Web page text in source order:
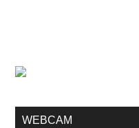
WEBCAM